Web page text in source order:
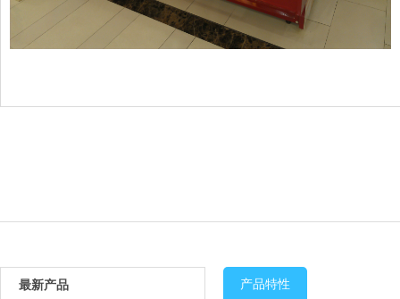
最新产品 产品特性